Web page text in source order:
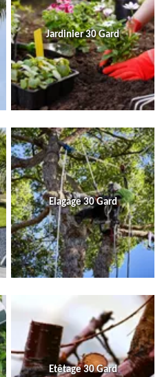
Jardinier 30 Gard
Elagage 30 Gard
Etêtage 30 Gard